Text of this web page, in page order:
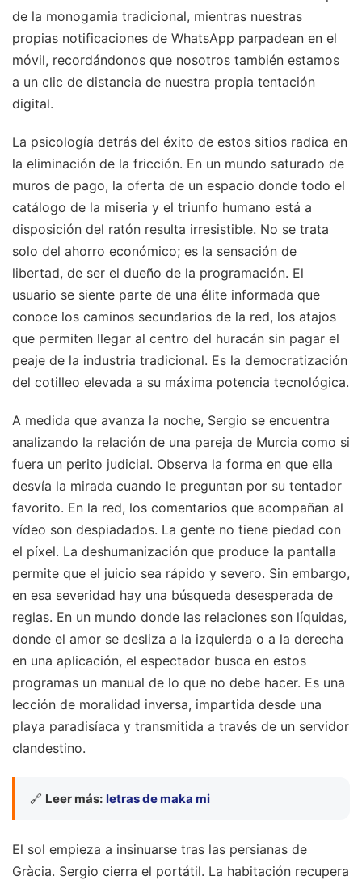
de la monogamia tradicional, mientras nuestras
propias notificaciones de WhatsApp parpadean en el
móvil, recordándonos que nosotros también estamos
a un clic de distancia de nuestra propia tentación
digital.
La psicología detrás del éxito de estos sitios radica en
la eliminación de la fricción. En un mundo saturado de
muros de pago, la oferta de un espacio donde todo el
catálogo de la miseria y el triunfo humano está a
disposición del ratón resulta irresistible. No se trata
solo del ahorro económico; es la sensación de
libertad, de ser el dueño de la programación. El
usuario se siente parte de una élite informada que
conoce los caminos secundarios de la red, los atajos
que permiten llegar al centro del huracán sin pagar el
peaje de la industria tradicional. Es la democratización
del cotilleo elevada a su máxima potencia tecnológica.
A medida que avanza la noche, Sergio se encuentra
analizando la relación de una pareja de Murcia como si
fuera un perito judicial. Observa la forma en que ella
desvía la mirada cuando le preguntan por su tentador
favorito. En la red, los comentarios que acompañan al
vídeo son despiadados. La gente no tiene piedad con
el píxel. La deshumanización que produce la pantalla
permite que el juicio sea rápido y severo. Sin embargo,
en esa severidad hay una búsqueda desesperada de
reglas. En un mundo donde las relaciones son líquidas,
donde el amor se desliza a la izquierda o a la derecha
en una aplicación, el espectador busca en estos
programas un manual de lo que no debe hacer. Es una
lección de moralidad inversa, impartida desde una
playa paradisíaca y transmitida a través de un servidor
clandestino.
🔗 Leer más: letras de maka mi
El sol empieza a insinuarse tras las persianas de
Gràcia. Sergio cierra el portátil. La habitación recupera